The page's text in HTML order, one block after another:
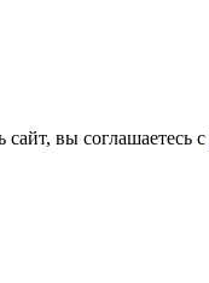
вы соглашаетесь с